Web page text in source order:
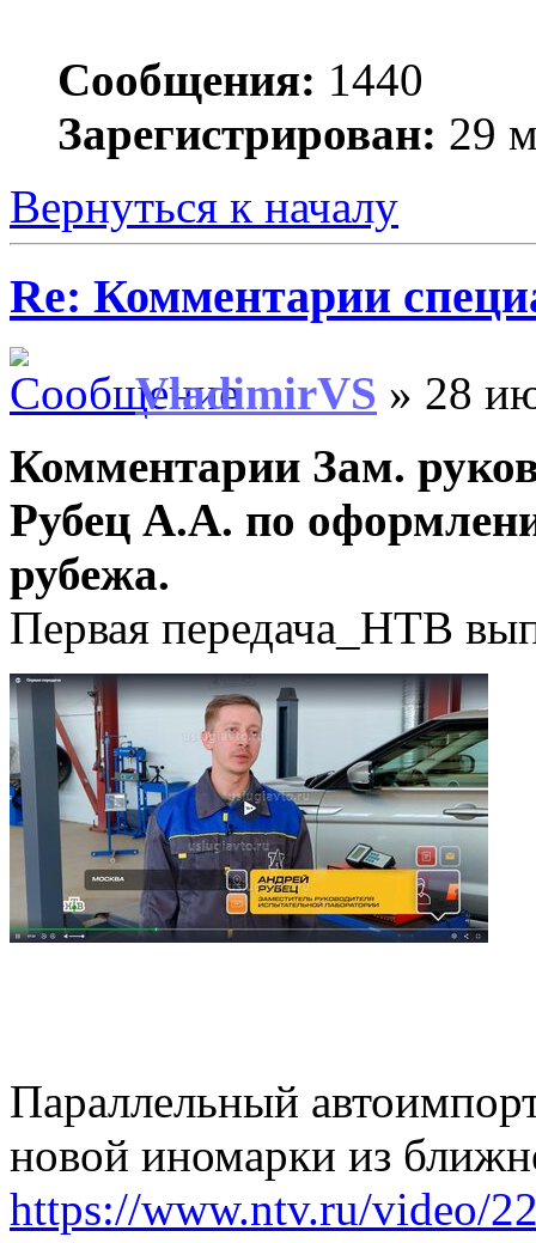
Сообщения: 1440
Зарегистрирован: 29
Вернуться к началу
Re: Комментарии
VladimirVS » 28
Комментарии Зам.
Рубец А.А. по
рубежа.
Первая передача_НТВ
Параллельный
новой иномарки из
https://www.ntv.ru/video/